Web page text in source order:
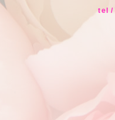
tel /